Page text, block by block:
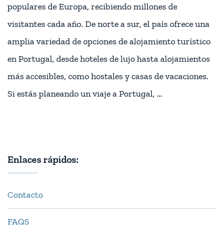
populares de Europa, recibiendo millones de
visitantes cada año. De norte a sur, el país ofrece una
amplia variedad de opciones de alojamiento turístico
en Portugal, desde hoteles de lujo hasta alojamientos
más accesibles, como hostales y casas de vacaciones.
Si estás planeando un viaje a Portugal, …
Enlaces rápidos:
Contacto
FAQS